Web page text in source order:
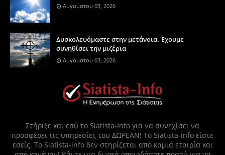
Αυγούστου 03, 2026
Δυσκολευόμαστε στην μετάνοια. Έχουμε
συνηθίσει την μιζέρια
Αυγούστου 03, 2026
Στήριξε και εσύ το Siatista-Info για να συνεχίσει να
προσφέρει τις υπηρεσίες του ΔΩΡΕΑΝ! Το Siatista-info είστε
εσείς. Το Siatista-info δεν στηρίζεται από καμιά εταιρία και